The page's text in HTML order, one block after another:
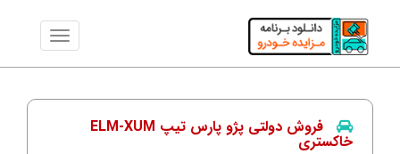
فروش دولتی پژو پارس تیپ ELM-XUM
خاکستری